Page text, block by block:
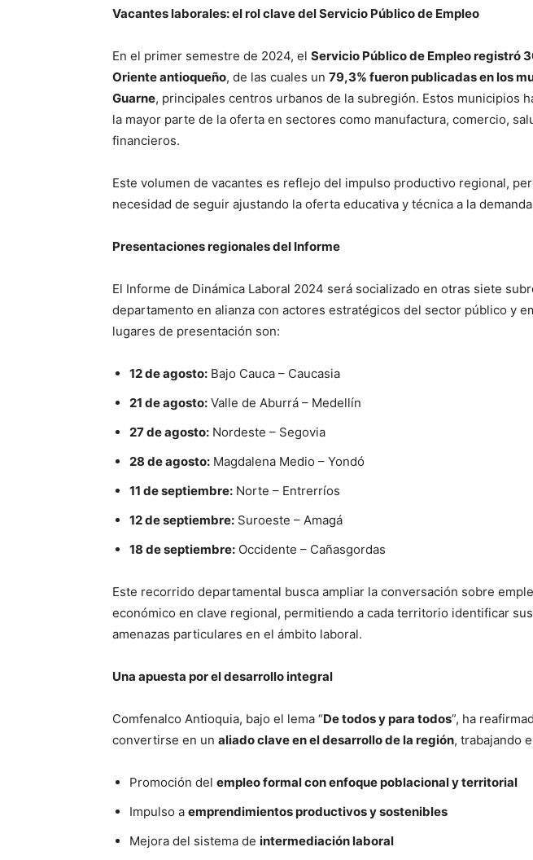
Vacantes laborales: el rol clave del Servicio Público de Empleo
En el primer semestre de 2024, el Servicio Público de Empleo registró
Oriente antioqueño, de las cuales un 79,3% fueron publicadas en los
Guarne, principales centros urbanos de la subregión. Estos municipios
la mayor parte de la oferta en sectores como manufactura, comercio,
financieros.
Este volumen de vacantes es reflejo del impulso productivo regional,
necesidad de seguir ajustando la oferta educativa y técnica a la
Presentaciones regionales del Informe
El Informe de Dinámica Laboral 2024 será socializado en otras siete
departamento en alianza con actores estratégicos del sector público y
lugares de presentación son:
12 de agosto: Bajo Cauca – Caucasia
21 de agosto: Valle de Aburrá – Medellín
27 de agosto: Nordeste – Segovia
28 de agosto: Magdalena Medio – Yondó
11 de septiembre: Norte – Entrerríos
12 de septiembre: Suroeste – Amagá
18 de septiembre: Occidente – Cañasgordas
Este recorrido departamental busca ampliar la conversación sobre
económico en clave regional, permitiendo a cada territorio identificar
amenazas particulares en el ámbito laboral.
Una apuesta por el desarrollo integral
Comfenalco Antioquia, bajo el lema “De todos y para todos”, ha
convertirse en un aliado clave en el desarrollo de la región, trabajando
Promoción del empleo formal con enfoque poblacional y territorial
Impulso a emprendimientos productivos y sostenibles
Mejora del sistema de intermediación laboral